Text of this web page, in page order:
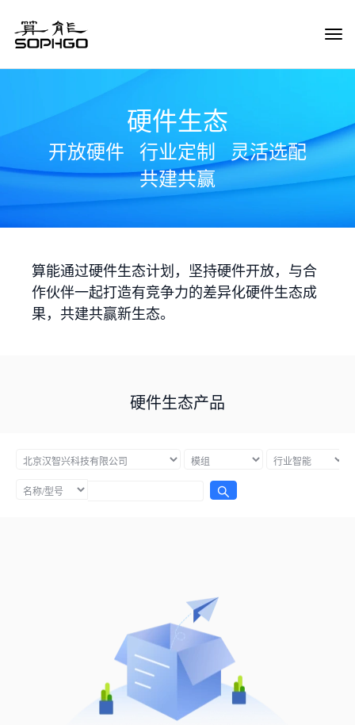
硬件生态
开放硬件 行业定制
灵活选配
共建共赢
算能通过硬件生态计划，坚持硬件开放，与合
作伙伴一起打造有竞争力的差异化硬件生态成
果，共建共赢新生态。
硬件生态产品